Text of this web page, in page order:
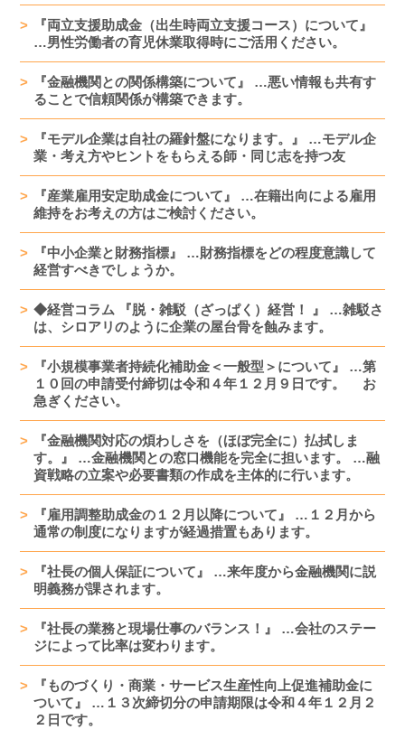
『両立支援助成金（出生時両立支援コース）について』
…男性労働者の育児休業取得時にご活用ください。
『金融機関との関係構築について』 …悪い情報も共有す
ることで信頼関係が構築できます。
『モデル企業は自社の羅針盤になります。』 …モデル企
業・考え方やヒントをもらえる師・同じ志を持つ友
『産業雇用安定助成金について』 …在籍出向による雇用
維持をお考えの方はご検討ください。
『中小企業と財務指標』 …財務指標をどの程度意識して
経営すべきでしょうか。
◆経営コラム 『脱・雑駁（ざっぱく）経営！ 』 …雑駁さ
は、シロアリのように企業の屋台骨を蝕みます。
『小規模事業者持続化補助金＜一般型＞について』 …第
１０回の申請受付締切は令和４年１２月９日です。 お
急ぎください。
『金融機関対応の煩わしさを（ほぼ完全に）払拭しま
す。』 …金融機関との窓口機能を完全に担います。 …融
資戦略の立案や必要書類の作成を主体的に行います。
『雇用調整助成金の１２月以降について』 …１２月から
通常の制度になりますが経過措置もあります。
『社長の個人保証について』 …来年度から金融機関に説
明義務が課されます。
『社長の業務と現場仕事のバランス！』 …会社のステー
ジによって比率は変わります。
『ものづくり・商業・サービス生産性向上促進補助金に
ついて』 …１３次締切分の申請期限は令和４年１２月２
２日です。